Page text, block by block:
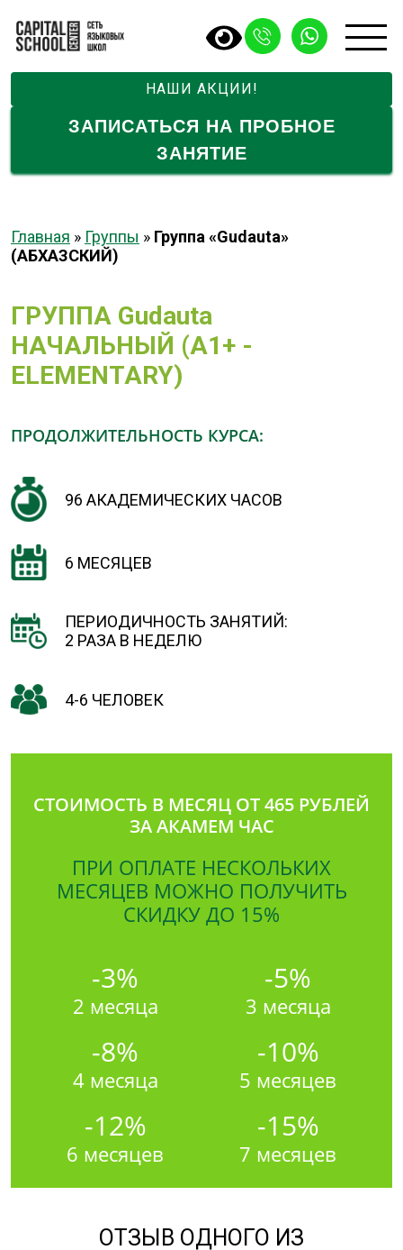
НАШИ АКЦИИ!
ЗАПИСАТЬСЯ НА ПРОБНОЕ
ЗАНЯТИЕ
Главная » Группы » Группа «Gudauta»
(АБХАЗCКИЙ)
ГРУППА Gudauta
НАЧАЛЬНЫЙ (A1+ -
ELEMENTARY)
ПРОДОЛЖИТЕЛЬНОСТЬ КУРСА:
96 АКАДЕМИЧЕСКИХ ЧАСОВ
6 МЕСЯЦЕВ
ПЕРИОДИЧНОСТЬ ЗАНЯТИЙ:
2 РАЗА В НЕДЕЛЮ
4-6 ЧЕЛОВЕК
СТОИМОСТЬ В МЕСЯЦ ОТ 465 РУБЛЕЙ
ЗА АКАМЕМ ЧАС
ПРИ ОПЛАТЕ НЕСКОЛЬКИХ
МЕСЯЦЕВ МОЖНО ПОЛУЧИТЬ
СКИДКУ ДО 15%
-3%
2 месяца
-5%
3 месяца
-8%
4 месяца
-10%
5 месяцев
-12%
6 месяцев
-15%
7 месяцев
ОТЗЫВ ОДНОГО ИЗ